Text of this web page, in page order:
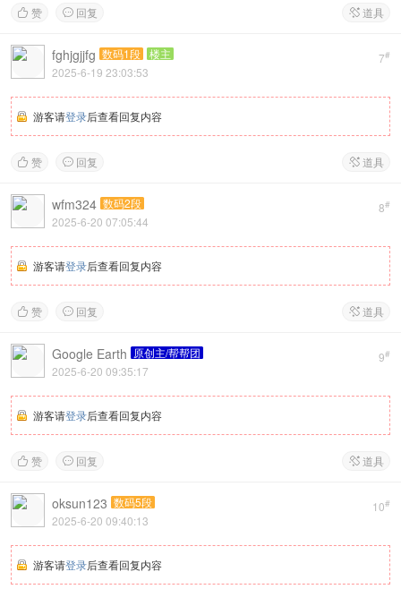
 赞  回复  道具
7#
fghjgjjfg 数码1段 楼主
2025-6-19 23:03:53
游客请登录后查看回复内容
 赞  回复  道具
8#
wfm324 数码2段
2025-6-20 07:05:44
游客请登录后查看回复内容
 赞  回复  道具
9#
Google Earth 原创主/帮帮团
2025-6-20 09:35:17
游客请登录后查看回复内容
 赞  回复  道具
10#
oksun123 数码5段
2025-6-20 09:40:13
游客请登录后查看回复内容